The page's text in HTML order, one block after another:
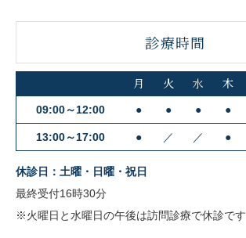
診療時間
月 火 水 木
09:00～12:00 ● ● ● ●
13:00～17:00 ● ／ ／ ●
休診日：土曜・日曜・祝日
最終受付16時30分
※火曜日と水曜日の午後は訪問診療で休診です